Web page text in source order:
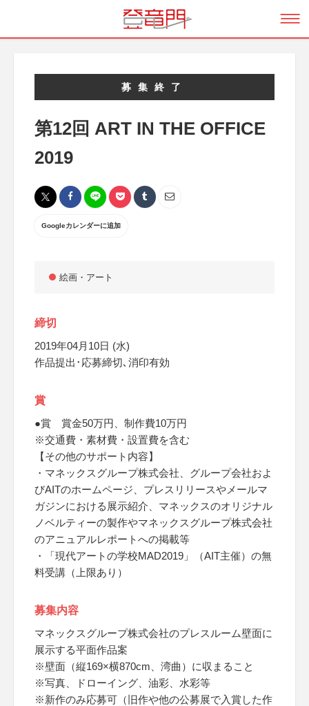
募集終了
第12回 ART IN THE OFFICE
2019
Googleカレンダーに追加
絵画・アート
締切
2019年04月10日 (水)
作品提出･応募締切､消印有効
賞
●賞 賞金50万円、制作費10万円
※交通費・素材費・設置費を含む
【その他のサポート内容】
・マネックスグループ株式会社、グループ会社およ
びAITのホームページ、プレスリリースやメールマ
ガジンにおける展示紹介、マネックスのオリジナル
ノベルティーの製作やマネックスグループ株式会社
のアニュアルレポートへの掲載等
・「現代アートの学校MAD2019」（AIT主催）の無
料受講（上限あり）
募集内容
マネックスグループ株式会社のプレスルーム壁面に
展示する平面作品案
※壁面（縦169×横870cm、湾曲）に収まること
※写真、ドローイング、油彩、水彩等
※新作のみ応募可（旧作や他の公募展で入賞した作